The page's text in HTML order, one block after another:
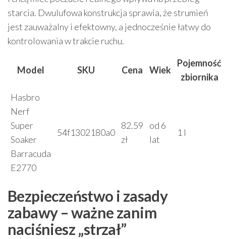
starcia. Dwulufowa konstrukcja sprawia, że strumień
jest zauważalny i efektowny, a jednocześnie łatwy do
kontrolowania w trakcie ruchu.
Model SKU Cena Wiek
Pojemność
zbiornika
Hasbro
Nerf
Super
Soaker
Barracuda
E2770
54f1302180a0
82.59
zł
od 6
lat
1 l
Bezpieczeństwo i zasady
zabawy – ważne zanim
naciśniesz „strzał”